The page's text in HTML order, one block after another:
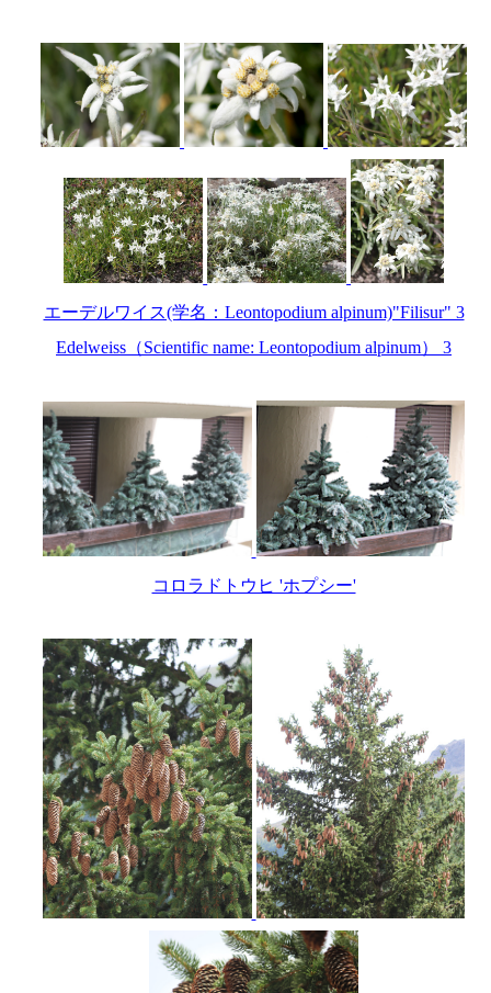
エーデルワイス(学名：Leontopodium alpinum)"Filisur" 3
Edelweiss（Scientific name: Leontopodium alpinum） 3
コロラドトウヒ 'ホプシー'